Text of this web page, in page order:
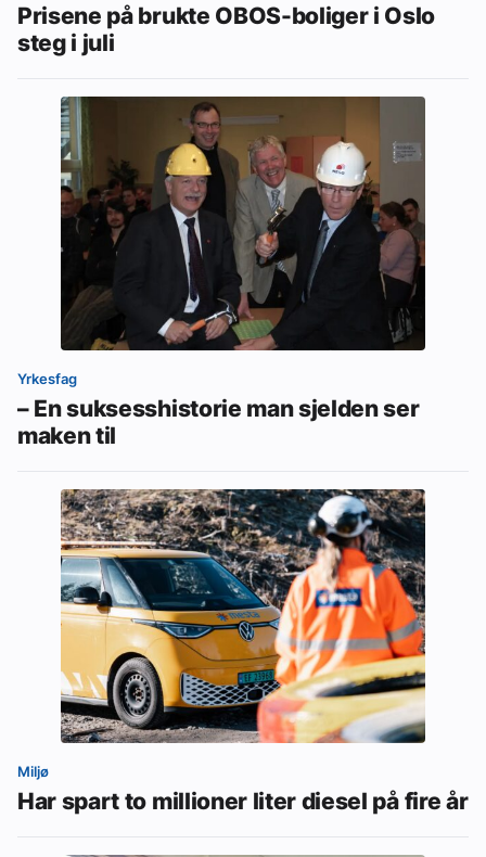
Prisene på brukte OBOS-boliger i Oslo
steg i juli
Yrkesfag
– En suksesshistorie man sjelden ser
maken til
Miljø
Har spart to millioner liter diesel på fire år